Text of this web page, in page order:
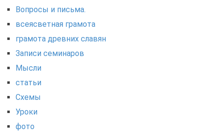
Вопросы и письма.
всеясветная грамота
грамота древних славян
Записи семинаров
Мысли
статьи
Схемы
Уроки
фото